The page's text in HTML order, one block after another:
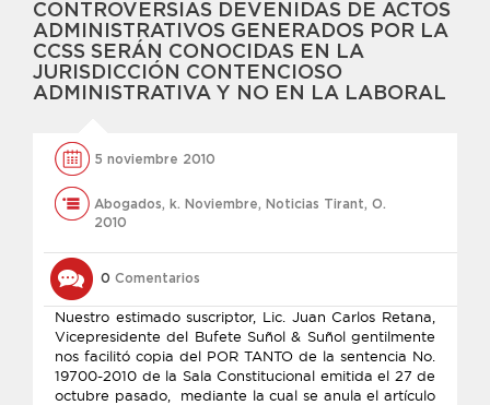
CONTROVERSIAS DEVENIDAS DE ACTOS
ADMINISTRATIVOS GENERADOS POR LA
CCSS SERÁN CONOCIDAS EN LA
JURISDICCIÓN CONTENCIOSO
ADMINISTRATIVA Y NO EN LA LABORAL
5 noviembre 2010
Abogados, k. Noviembre, Noticias Tirant, O.
2010
0 Comentarios
Nuestro estimado suscriptor, Lic. Juan Carlos Retana,
Vicepresidente del Bufete Suñol & Suñol gentilmente
nos facilitó copia del POR TANTO de la sentencia No.
19700-2010 de la Sala Constitucional emitida el 27 de
octubre pasado, mediante la cual se anula el artículo